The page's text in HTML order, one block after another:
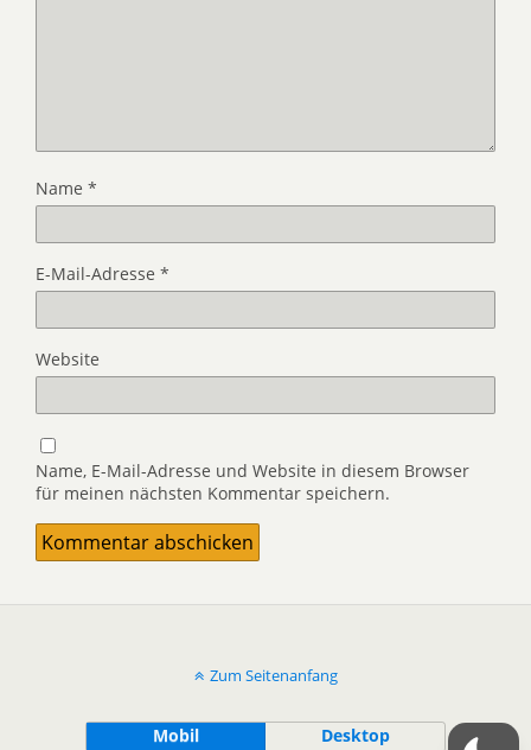
Name *
E-Mail-Adresse *
Website
Name, E-Mail-Adresse und Website in diesem Browser
für meinen nächsten Kommentar speichern.
Zum Seitenanfang
Mobil Desktop